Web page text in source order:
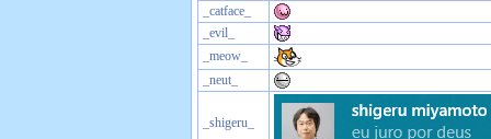
_catface_
_evil_
_meow_
_neut_
_shigeru_